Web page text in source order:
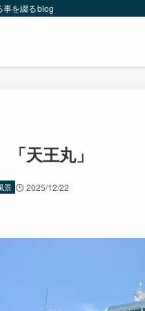
事を綴るblog
天王丸」
景 2025/12/22